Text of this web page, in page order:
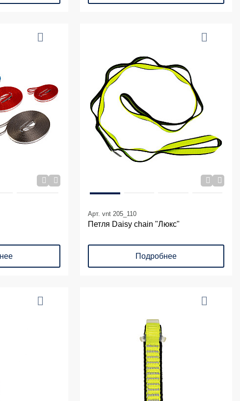
Арт. vnt 205_110
Петля Daisy chain "Люкс"
Подробнее